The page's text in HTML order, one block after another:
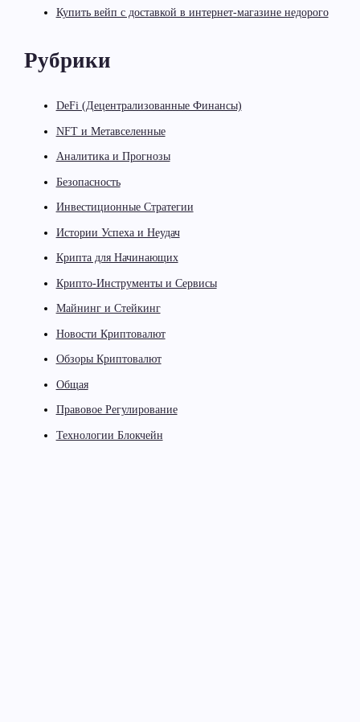
Купить вейп с доставкой в интернет-магазине недорого
Рубрики
DeFi (Децентрализованные Финансы)
NFT и Метавселенные
Аналитика и Прогнозы
Безопасность
Инвестиционные Стратегии
Истории Успеха и Неудач
Крипта для Начинающих
Крипто-Инструменты и Сервисы
Майнинг и Стейкинг
Новости Криптовалют
Обзоры Криптовалют
Общая
Правовое Регулирование
Технологии Блокчейн